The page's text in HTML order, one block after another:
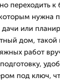
переходить к
нужна
или
дом,
работ
под ключ,